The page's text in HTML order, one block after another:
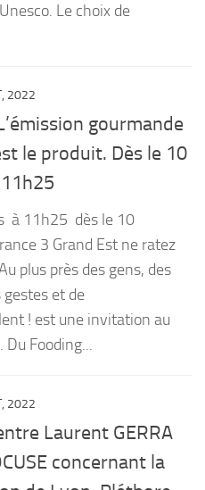
Le choix de
2022
gourmande
le produit. Dès le 10
à 11h25 dès le 10
3 Grand Est ne ratez
plus près des gens, des
gestes et de
! est une invitation au
Fooding...
2022
Laurent GERRA
concernant la